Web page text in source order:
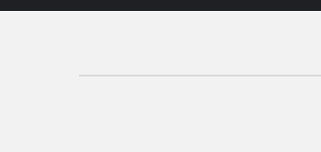
تحكم بكمبيوتر أولادك وراقبه عن بعد